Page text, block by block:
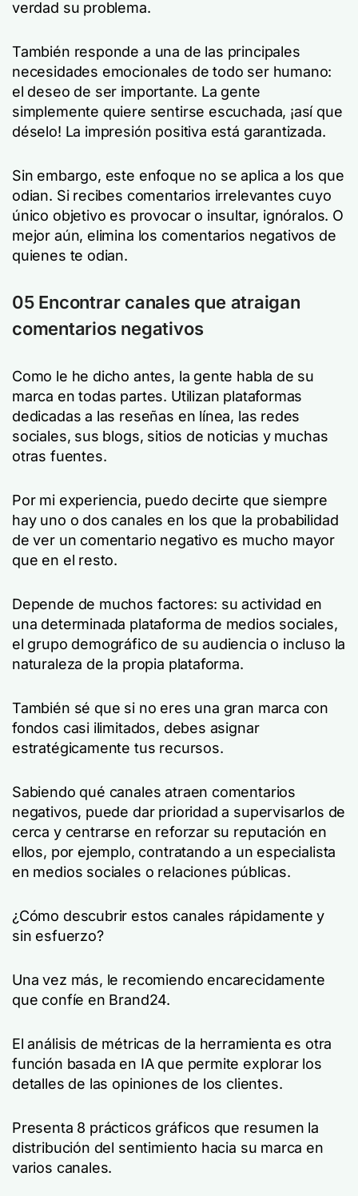
verdad su problema.
También responde a una de las principales
necesidades emocionales de todo ser humano:
el deseo de ser importante. La gente
simplemente quiere sentirse escuchada, ¡así que
déselo! La impresión positiva está garantizada.
Sin embargo, este enfoque no se aplica a los que
odian. Si recibes comentarios irrelevantes cuyo
único objetivo es provocar o insultar, ignóralos. O
mejor aún, elimina los comentarios negativos de
quienes te odian.
05 Encontrar canales que atraigan
comentarios negativos
Como le he dicho antes, la gente habla de su
marca en todas partes. Utilizan plataformas
dedicadas a las reseñas en línea, las redes
sociales, sus blogs, sitios de noticias y muchas
otras fuentes.
Por mi experiencia, puedo decirte que siempre
hay uno o dos canales en los que la probabilidad
de ver un comentario negativo es mucho mayor
que en el resto.
Depende de muchos factores: su actividad en
una determinada plataforma de medios sociales,
el grupo demográfico de su audiencia o incluso la
naturaleza de la propia plataforma.
También sé que si no eres una gran marca con
fondos casi ilimitados, debes asignar
estratégicamente tus recursos.
Sabiendo qué canales atraen comentarios
negativos, puede dar prioridad a supervisarlos de
cerca y centrarse en reforzar su reputación en
ellos, por ejemplo, contratando a un especialista
en medios sociales o relaciones públicas.
¿Cómo descubrir estos canales rápidamente y
sin esfuerzo?
Una vez más, le recomiendo encarecidamente
que confíe en Brand24.
El análisis de métricas de la herramienta es otra
función basada en IA que permite explorar los
detalles de las opiniones de los clientes.
Presenta 8 prácticos gráficos que resumen la
distribución del sentimiento hacia su marca en
varios canales.